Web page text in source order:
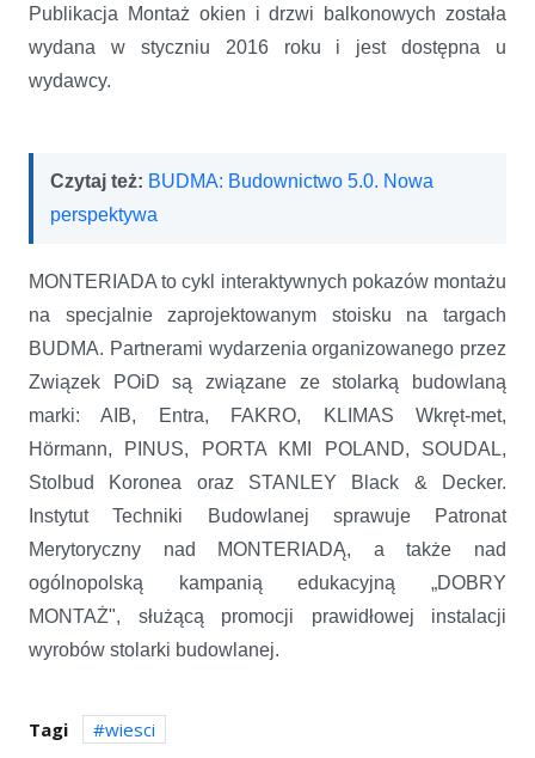
Publikacja Montaż okien i drzwi balkonowych została
wydana w styczniu 2016 roku i jest dostępna u
wydawcy.
Czytaj też: BUDMA: Budownictwo 5.0. Nowa
perspektywa
MONTERIADA to cykl interaktywnych pokazów montażu
na specjalnie zaprojektowanym stoisku na targach
BUDMA. Partnerami wydarzenia organizowanego przez
Związek POiD są związane ze stolarką budowlaną
marki: AIB, Entra, FAKRO, KLIMAS Wkręt-met,
Hörmann, PINUS, PORTA KMI POLAND, SOUDAL,
Stolbud Koronea oraz STANLEY Black & Decker.
Instytut Techniki Budowlanej sprawuje Patronat
Merytoryczny nad MONTERIADĄ, a także nad
ogólnopolską kampanią edukacyjną „DOBRY
MONTAŻ", służącą promocji prawidłowej instalacji
wyrobów stolarki budowlanej.
Tagi wiesci